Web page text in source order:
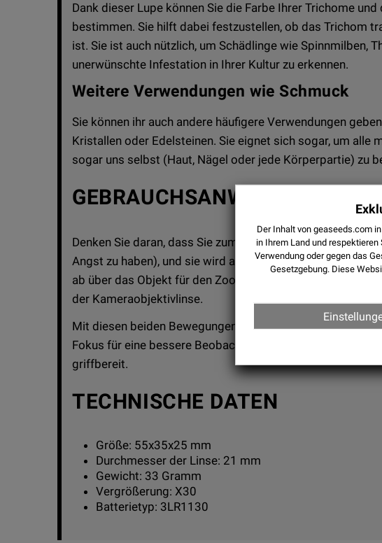
Dank dieser Lupe können Sie die Farbe Ihrer Trichome
bestimmen. Sie hilft dabei festzustellen, ob das Trichom
ist. Sie ist auch nützlich, um Schädlinge wie Spinnmilben,
unerwünschte Infestation in Ihrer Kultur zu erkennen.
Weitere Verwendungen wie Schmuck
Sie können ihr auch andere häufigere Verwendungen
Kristallen oder Edelsteinen. Sie eignet sich sogar, um alle
sogar uns selbst (Haut, Nägel oder jede Körperpartie) zu
GEBRAUCHSANWEISUNG
Denken Sie daran, dass Sie zum Einschalten der LED die
Angst zu haben), und sie wird automatisch leuchten. Um
ab über das Objekt für den Zoom, und für die
der Kameraobjektivlinse.
Mit diesen beiden Bewegungen können Sie verschiedene
Fokus für eine bessere Beobachtung erreichen. Leicht in
griffbereit.
TECHNISCHE DATEN
Größe: 55x35x25 mm
Durchmesser der Linse: 21 mm
Gewicht: 33 Gramm
Vergrößerung: X30
Batterietyp: 3LR1130
Der Inhalt von geaseeds.com
in Ihrem Land und respektieren
Verwendung oder gegen das
Gesetzgebung. Diese